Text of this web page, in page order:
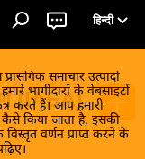
हिन्दी
समाचार उत्पादों
भागीदारों के वेबसाइटों
करते हैं। आप हमारी
किया जाता है, इसकी
वर्णन प्राप्त करने के
(IAEA)